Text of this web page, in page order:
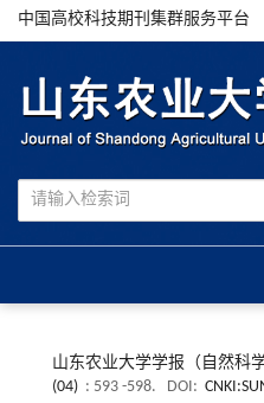
中国高校科技期刊集群服务平台
山东农业大学学报（自然科学
(04) : 593 -598. DOI: